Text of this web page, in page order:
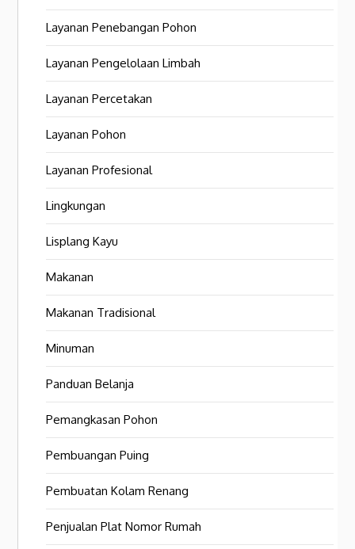
Layanan Penebangan Pohon
Layanan Pengelolaan Limbah
Layanan Percetakan
Layanan Pohon
Layanan Profesional
Lingkungan
Lisplang Kayu
Makanan
Makanan Tradisional
Minuman
Panduan Belanja
Pemangkasan Pohon
Pembuangan Puing
Pembuatan Kolam Renang
Penjualan Plat Nomor Rumah